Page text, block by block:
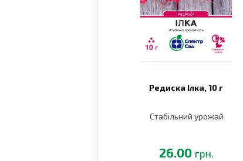
Редиска Ілка,10 г
Стабільний урожай
26.00 грн.